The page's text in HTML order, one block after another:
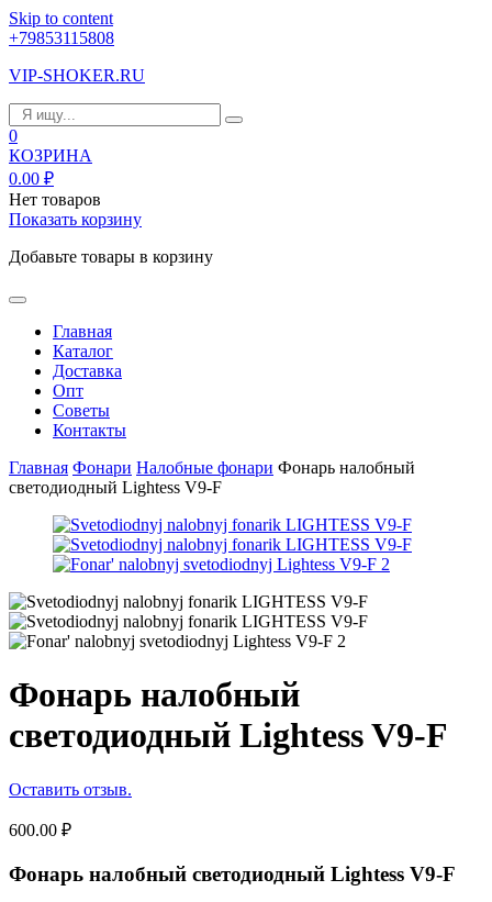
Skip to content
+79853115808
VIP-SHOKER.RU
0
КОЗРИНА
0.00 ₽
Нет товаров
Показать корзину
Добавьте товары в корзину
Главная
Каталог
Доставка
Опт
Советы
Контакты
Главная Фонари Налобные фонари Фонарь налобный
светодиодный Lightess V9-F
Фонарь налобный
светодиодный Lightess V9-F
Оставить отзыв.
600.00 ₽
Фонарь налобный светодиодный Lightess V9-F